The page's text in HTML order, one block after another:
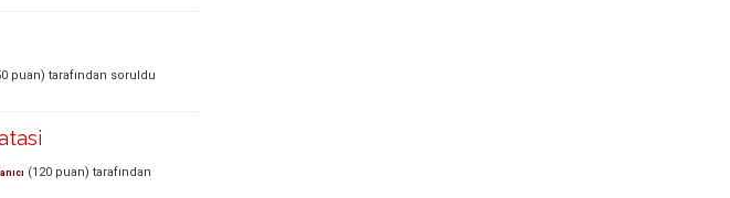
puan) tarafından soruldu
(120 puan) tarafından